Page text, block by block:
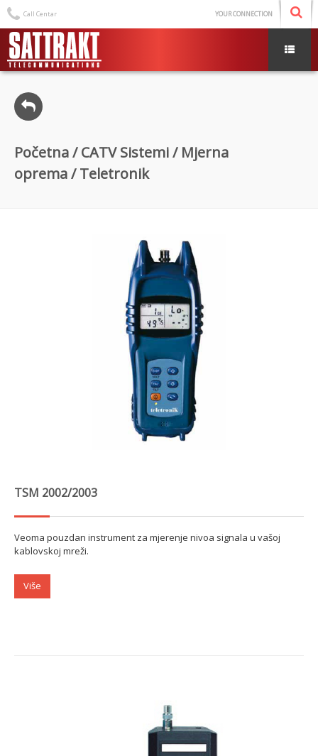
Call Centar YOUR CONNECTION
Početna/CATV Sistemi/ Mjerna
oprema/ Teletronik
TSM 2002/2003
Veoma pouzdan instrument za mjerenje nivoa signala u vašoj
kablovskoj mreži.
Više